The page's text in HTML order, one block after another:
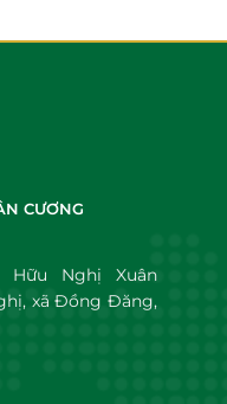
CƯƠNG
Nghị Xuân
xã Đồng Đăng,